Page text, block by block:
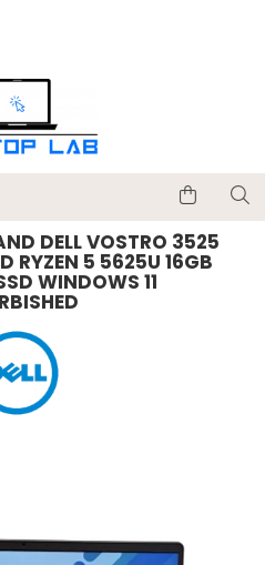
DELL VOSTRO 3525
RYZEN 5 5625U 16GB
WINDOWS 11